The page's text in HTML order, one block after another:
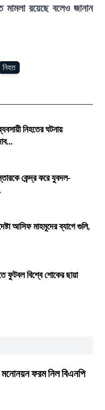
মামলা রয়েছে বলেও জানান
নিহত
নিহতের ঘটনায়
কেন্দ্র করে যুবদল-
আসিফ মাহমুদের ব্যাগে গুলি,
ফুটবল বিশ্বে শোকের ছায়া
মনোনয়ন ফরম নিল বিএনপি